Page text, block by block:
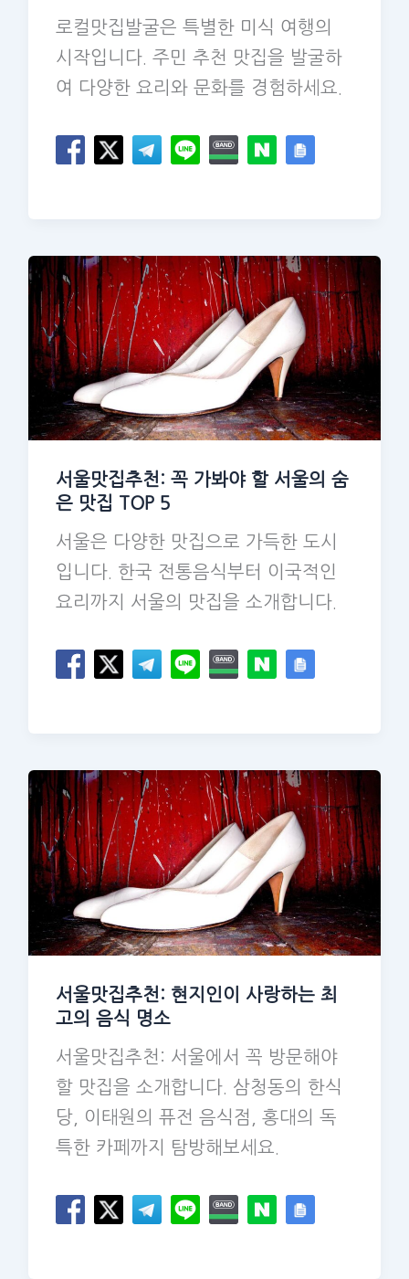
로컬맛집발굴은 특별한 미식 여행의
시작입니다. 주민 추천 맛집을 발굴하
여 다양한 요리와 문화를 경험하세요.
서울맛집추천: 꼭 가봐야 할 서울의 숨
은 맛집 TOP 5
서울은 다양한 맛집으로 가득한 도시
입니다. 한국 전통음식부터 이국적인
요리까지 서울의 맛집을 소개합니다.
서울맛집추천: 현지인이 사랑하는 최
고의 음식 명소
서울맛집추천: 서울에서 꼭 방문해야
할 맛집을 소개합니다. 삼청동의 한식
당, 이태원의 퓨전 음식점, 홍대의 독
특한 카페까지 탐방해보세요.